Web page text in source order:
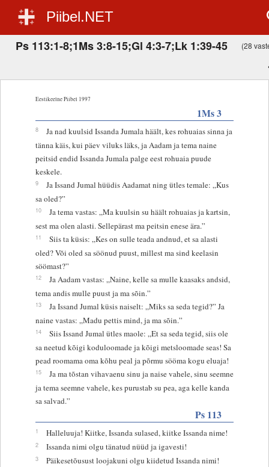
Piibel.NET
Ps 113:1-8;1Ms 3:8-15;Gl 4:3-7;Lk 1:39-45 (28
Eestikeelne Piibel 1997
1Ms 3
8
Ja nad kuulsid Issanda Jumala häält, kes rohuaias sinna ja
tänna käis, kui päev viluks läks, ja Aadam ja tema naine
peitsid endid Issanda Jumala palge eest rohuaia puude
keskele.
9
Ja Issand Jumal hüüdis Aadamat ning ütles temale: „Kus
sa oled?”
10
Ja tema vastas: „Ma kuulsin su häält rohuaias ja kartsin,
sest ma olen alasti. Sellepärast ma peitsin enese ära.”
11
Siis ta küsis: „Kes on sulle teada andnud, et sa alasti
oled? Või oled sa söönud puust, millest ma sind keelasin
söömast?”
12
Ja Aadam vastas: „Naine, kelle sa mulle kaasaks andsid,
tema andis mulle puust ja ma sõin.”
13
Ja Issand Jumal küsis naiselt: „Miks sa seda tegid?” Ja
naine vastas: „Madu pettis mind, ja ma sõin.”
14
Siis Issand Jumal ütles maole: „Et sa seda tegid, siis ole
sa neetud kõigi koduloomade ja kõigi metsloomade seas! Sa
pead roomama oma kõhu peal ja põrmu sööma kogu eluaja!
15
Ja ma tõstan vihavaenu sinu ja naise vahele, sinu seemne
ja tema seemne vahele, kes purustab su pea, aga kelle kanda
sa salvad.”
Ps 113
1 Halleluuja! Kiitke, Issanda sulased, kiitke Issanda nime!
2 Issanda nimi olgu tänatud nüüd ja igavesti!
3 Päikesetõusust loojakuni olgu kiidetud Issanda nimi!